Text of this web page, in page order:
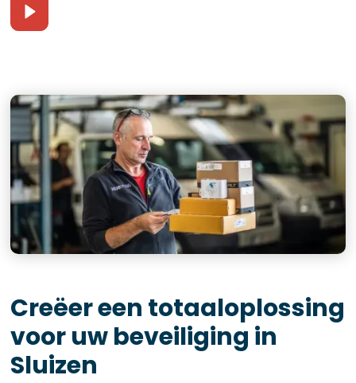
Creëer een totaaloplossing
voor uw beveiliging in
Sluizen